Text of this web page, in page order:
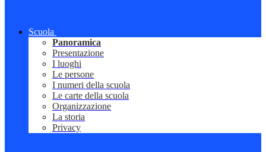
Scuola
Panoramica
Presentazione
I luoghi
Le persone
I numeri della scuola
Le carte della scuola
Organizzazione
La storia
Privacy